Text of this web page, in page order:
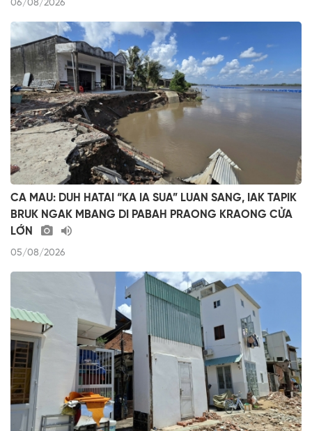
06/08/2026
CA MAU: DUH HATAI “KA IA SUA” LUAN SANG, IAK TAPIK
BRUK NGAK MBANG DI PABAH PRAONG KRAONG CỬA
LỚN
05/08/2026